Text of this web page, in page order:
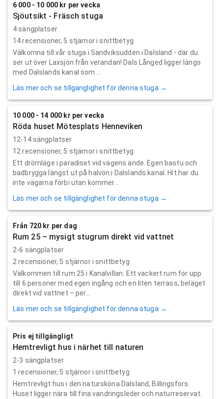
6 000 - 10 000 kr per vecka
Sjöutsikt - Fräsch stuga
4 sängplatser
14recensioner, 5 stjärnor i snittbetyg
Välkomna till vår stuga i Sandviksudden i Dalsland - där du
ser ut över Laxsjön från verandan! Dals Långed ligger längs
med Dalslands kanal som ...
Läs mer och se tillgänglighet för denna stuga →
10 000 - 14 000 kr per vecka
Röda huset Mötesplats Henneviken
12-14 sängplatser
12 recensioner, 5 stjärnor i snittbetyg
Ett drömläge i paradiset vid vägens ände. Egen bastu och
badbrygga längst ut på halvön i Dalslands kanal. Hit har du
inte vägarna förbi utan kommer...
Läs mer och se tillgänglighet för denna stuga →
Från 720 kr per dag
Rum 25 – mysigt stugrum direkt vid vattnet
2-6 sängplatser
2 recensioner, 5 stjärnor i snittbetyg
Välkommen till rum 25 i Kanalvillan. Ett vackert rum för upp
till 6 personer med egen ingång och en liten terrass, beläget
direkt vid vattnet – per...
Läs mer och se tillgänglighet för denna stuga →
Pris ej tillgängligt
Hemtrevligt hus i närhet till naturen
2-3 sängplatser
1 recensioner, 5 stjärnor i snittbetyg
Hemtrevligt hus i den natursköna Dalsland, Billingsfors.
Huset ligger nära till fina vandringsleder och naturreservat.